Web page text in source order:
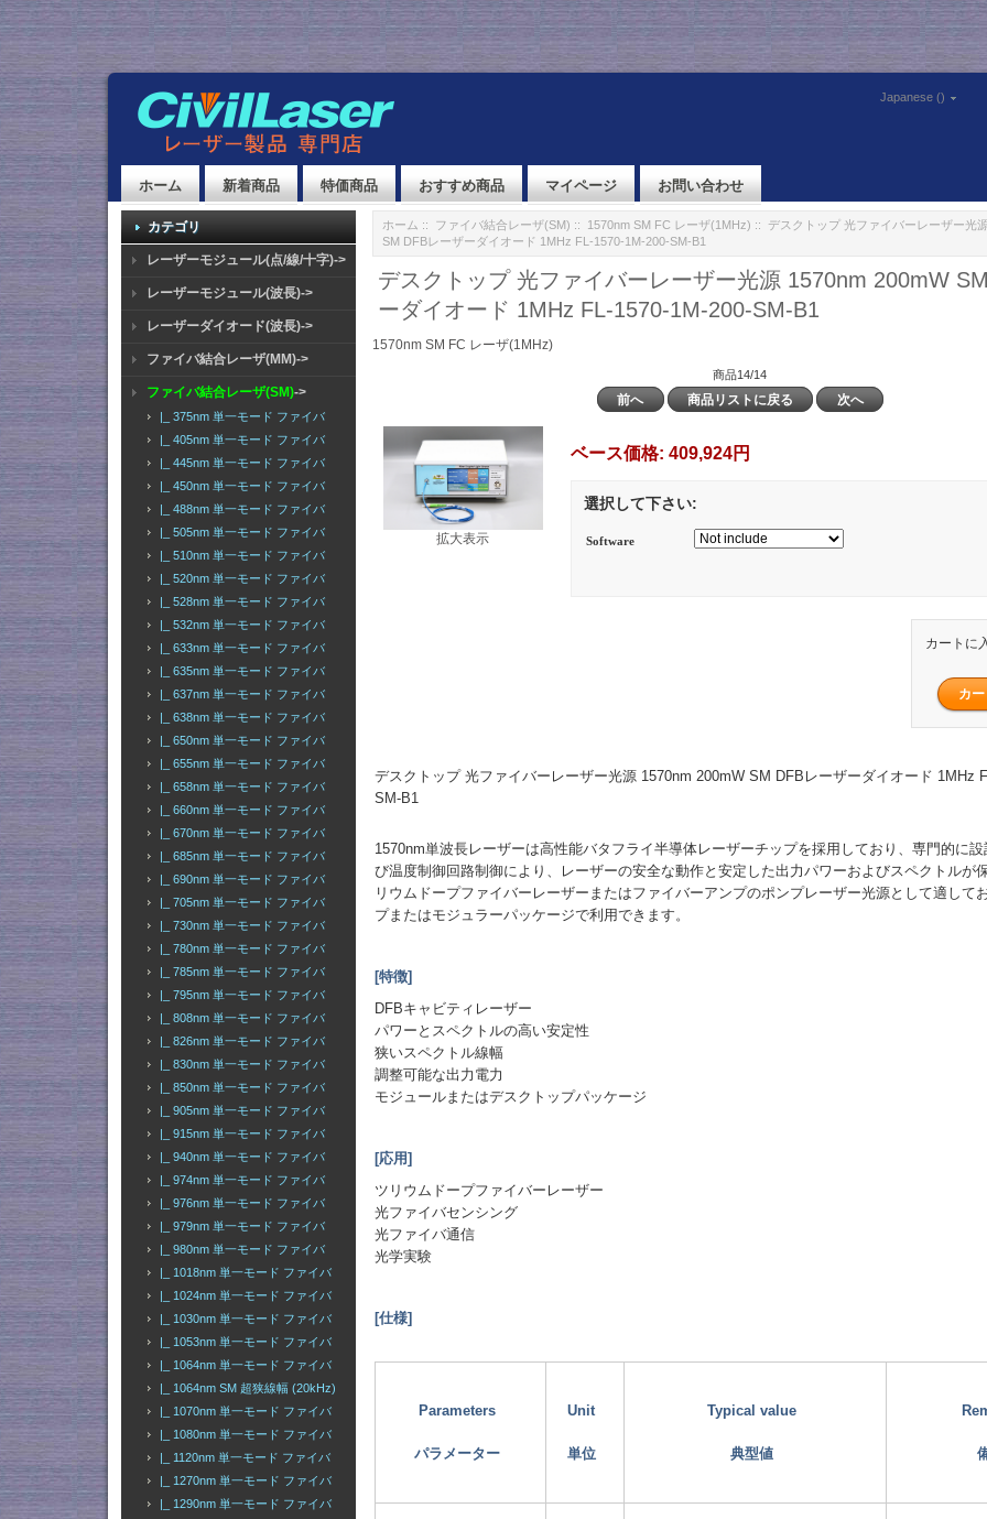
Japanese ()
ホーム 新着商品 特価商品 おすすめ商品 マイページ お問い合わせ
カテゴリ
レーザーモジュール(点/線/十字)->
レーザーモジュール(波長)->
レーザーダイオード(波長)->
ファイバ結合レーザ(MM)->
ファイバ結合レーザ(SM)->
|_ 375nm 単一モード ファイバ
|_ 405nm 単一モード ファイバ
|_ 445nm 単一モード ファイバ
|_ 450nm 単一モード ファイバ
|_ 488nm 単一モード ファイバ
|_ 505nm 単一モード ファイバ
|_ 510nm 単一モード ファイバ
|_ 520nm 単一モード ファイバ
|_ 528nm 単一モード ファイバ
|_ 532nm 単一モード ファイバ
|_ 633nm 単一モード ファイバ
|_ 635nm 単一モード ファイバ
|_ 637nm 単一モード ファイバ
|_ 638nm 単一モード ファイバ
|_ 650nm 単一モード ファイバ
|_ 655nm 単一モード ファイバ
|_ 658nm 単一モード ファイバ
|_ 660nm 単一モード ファイバ
|_ 670nm 単一モード ファイバ
|_ 685nm 単一モード ファイバ
|_ 690nm 単一モード ファイバ
|_ 705nm 単一モード ファイバ
|_ 730nm 単一モード ファイバ
|_ 780nm 単一モード ファイバ
|_ 785nm 単一モード ファイバ
|_ 795nm 単一モード ファイバ
|_ 808nm 単一モード ファイバ
|_ 826nm 単一モード ファイバ
|_ 830nm 単一モード ファイバ
|_ 850nm 単一モード ファイバ
|_ 905nm 単一モード ファイバ
|_ 915nm 単一モード ファイバ
|_ 940nm 単一モード ファイバ
|_ 974nm 単一モード ファイバ
|_ 976nm 単一モード ファイバ
|_ 979nm 単一モード ファイバ
|_ 980nm 単一モード ファイバ
|_ 1018nm 単一モード ファイバ
|_ 1024nm 単一モード ファイバ
|_ 1030nm 単一モード ファイバ
|_ 1053nm 単一モード ファイバ
|_ 1064nm 単一モード ファイバ
|_ 1064nm SM 超狭線幅 (20kHz)
|_ 1070nm 単一モード ファイバ
|_ 1080nm 単一モード ファイバ
|_ 1120nm 単一モード ファイバ
|_ 1270nm 単一モード ファイバ
|_ 1290nm 単一モード ファイバ
ホーム :: ファイバ結合レーザ(SM) :: 1570nm SM FC レーザ(1MHz) :: デスクトップ 光ファイバーレーザー光
SM DFBレーザーダイオード 1MHz FL-1570-1M-200-SM-B1
デスクトップ 光ファイバーレーザー光源 1570nm 200mW
ーダイオード 1MHz FL-1570-1M-200-SM-B1
1570nm SM FC レーザ(1MHz)
商品14/14
前へ 商品リストに戻る 次へ
拡大表示
ベース価格: 409,924円
選択して下さい:
Software
カートに
デスクトップ 光ファイバーレーザー光源 1570nm 200mW SM DFBレーザーダイオード 1MHz
SM-B1
1570nm単波長レーザーは高性能バタフライ半導体レーザーチップを採用しており、専門的に
び温度制御回路制御により、レーザーの安全な動作と安定した出力パワーおよびスペクトルが
リウムドープファイバーレーザーまたはファイバーアンプのポンプレーザー光源として適して
プまたはモジュラーパッケージで利用できます。
[特徴]
DFBキャビティレーザー
パワーとスペクトルの高い安定性
狭いスペクトル線幅
調整可能な出力電力
モジュールまたはデスクトップパッケージ
[応用]
ツリウムドープファイバーレーザー
光ファイバセンシング
光ファイバ通信
光学実験
[仕様]
Parameters
パラメーター
Unit
単位
Typical value
典型値